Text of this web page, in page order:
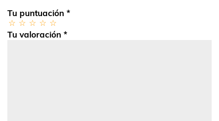
Tu puntuación *
Tu valoración *